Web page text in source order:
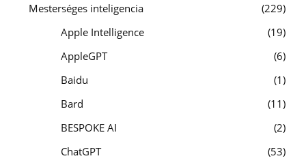
Mesterséges inteligencia
229
Apple Intelligence
19
AppleGPT
6
Baidu
1
Bard
11
BESPOKE AI
2
ChatGPT
53